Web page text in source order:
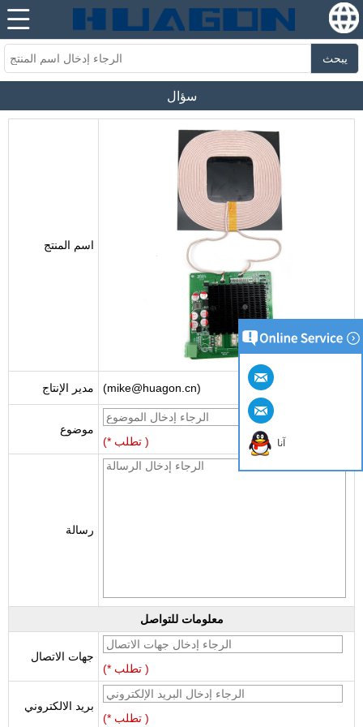
يبحث
سؤال
اسم المنتج
مدير الإنتاج (mike@huagon.cn)
موضوع
(* تطلب )
رسالة
معلومات للتواصل
جهات الاتصال
(* تطلب )
بريد الالكتروني
(* تطلب )
آنا